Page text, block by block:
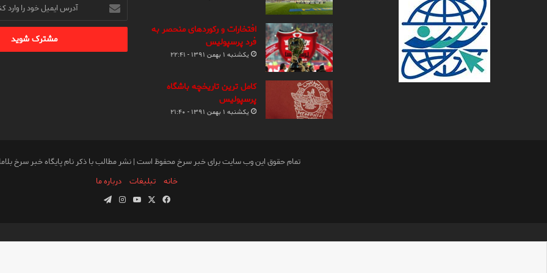
افتخارات و رکوردهای منحصر به
فرد پرسپولیس
یکشنبه ۱ بهمن ۱۳۹۱ - ۲۲:۴۱
کامل ترین تاریخچه باشگاه
پرسپولیس
یکشنبه ۱ بهمن ۱۳۹۱ - ۲۱:۴۰
ایمیل
خود
وارد
تمام حقوق این وب سایت برای خبر سرخ محفوظ است | نشر مطالب با ذکر نام پایگاه خبر سرخ
خانه
تبلیغات
درباره ما
فیس
یوتیوباینستاگرام
تلگرام